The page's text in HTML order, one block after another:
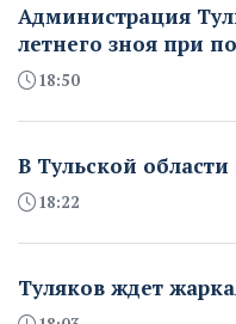
Администрация
летнего зноя при
18:50
В Тульской
18:22
Туляков ждет